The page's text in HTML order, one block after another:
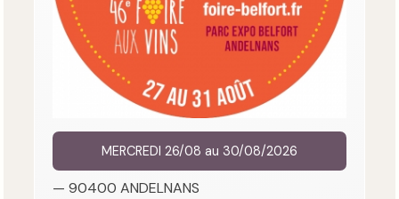
MERCREDI 26/08 au 30/08/2026
— 90400 ANDELNANS